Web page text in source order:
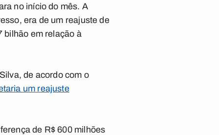
no início do mês. A
era de um reajuste de
bilhão em relação à
de acordo com o
um reajuste
de R$ 600 milhões